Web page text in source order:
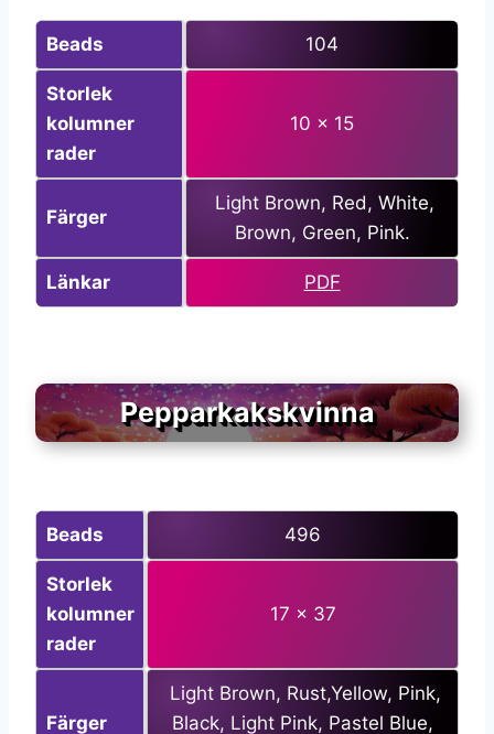
Beads 104
Storlek
kolumner
rader
10 x 15
Färger
Light Brown, Red, White,
Brown, Green, Pink.
Länkar PDF
Pepparkakskvinna
Beads 496
Storlek
kolumner
rader
17 x 37
Färger
Light Brown, Rust,Yellow, Pink,
Black, Light Pink, Pastel Blue,